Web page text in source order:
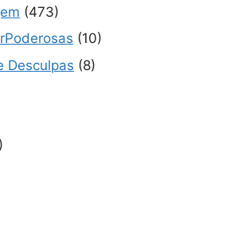
(473)
(10)
Desculpas (8)